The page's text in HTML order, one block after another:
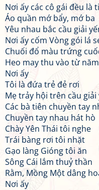
Nơi ấy các cô gái đều là
Áo quần mớ bẩy, mớ ba
Yêu nhau bắc cầu giải
Nơi ấy cốm Vòng gói lá
Chuối đổ màu trứng
Heo may thu vào từ
Nơi ấy
Tôi là đứa trẻ đẻ rơi
Mẹ trảy hội trên cầu giải
Các bà tiên chuyền tay
Chuyền tay nhau hát hò
Chày Yên Thái tôi nghe
Trái bàng rơi tôi nhặt
Gạo làng Gióng tôi ăn
Sông Cái lắm thuỷ thần
Rằm, Mồng Một dâng
Nơi ấy